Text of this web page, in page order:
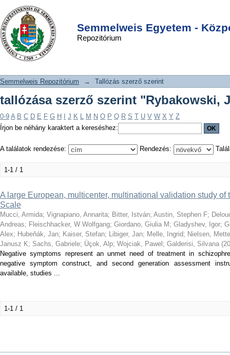
Semmelweis Egyetem -
Repozitórium
tallózása szerző szerint "Rybakowski,
Janusz K"
DSpace/Manakin Repository
Semmelweis Repozitórium → Tallózás szerző szerint
tallózása szerző szerint "Rybakowski,
0-9 A B C D E F G H J K L M N O P Q R S T U V W X Y Z
Írjon be néhány karaktert a kereséshez:
A találatok rendezése: Rendezés:
1-1 / 1
A large European, multicenter, multinational validation study of
Scale
Mucci, Armida; Vignapiano, Annarita; Bitter, István; Austin, Stephen F;
Andreas; Fleischhacker, W Wolfgang; Giordano, Giulia M ; Gladyshev, Igor;
Alex; Hubeňák, Jan; Kaiser, Stefan; Libiger, Jan; Melle, Ingrid; Nielsen,
Janusz K; Sachs, Gabriele; Üçok, Alp; Wojciak, Pawel ; Galderisi, Silvana (
Negative symptoms represent an unmet need of treatment in
negative symptom construct, and second generation assessment
available, studies ...
1-1 / 1